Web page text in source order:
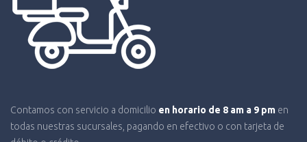
Contamos con servicio a domicilio en horario de 8 am a 9 pm en
todas nuestras sucursales, pagando en efectivo o con tarjeta de